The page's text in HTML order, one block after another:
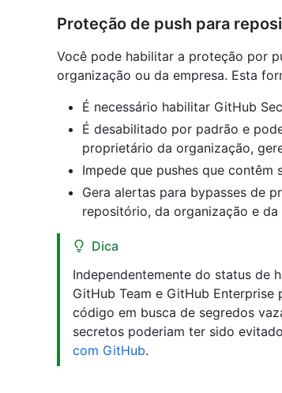
Proteção de push para
Você pode habilitar a proteção por
organização ou da empresa. Esta
É necessário habilitar GitHub
É desabilitado por padrão e
proprietário da organização,
Impede que pushes que
Gera alertas para bypasses de
repositório, da organização e da
Dica
Independentemente do status de
GitHub Team e GitHub
código em busca de segredos
secretos poderiam ter sido
com GitHub.